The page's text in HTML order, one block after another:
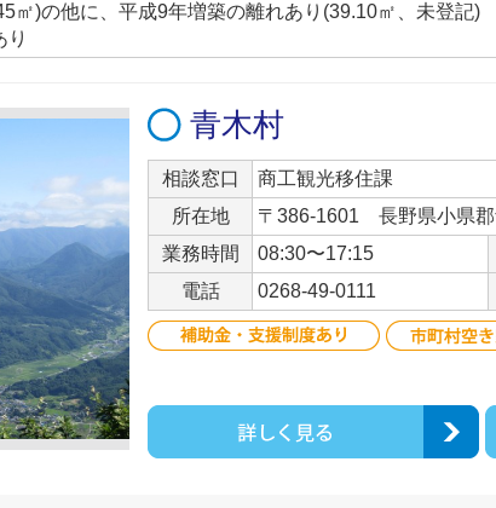
㎡)の他に、平成9年増築の離れあり(39.10㎡、未登記)
り
青木村
相談窓口
商工観光移住課
所在地
〒386-1601 長野県小県郡
業務時間
08:30〜17:15
電話
0268-49-0111